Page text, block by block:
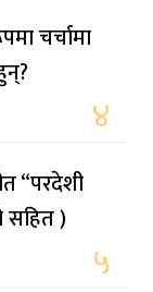
चर्चामा
४
“परदेशी
सहित )
५